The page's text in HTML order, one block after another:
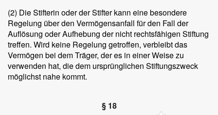
(2) Die Stifterin oder der Stifter kann eine besondere
Regelung über den Vermögensanfall für den Fall der
Auflösung oder Aufhebung der nicht rechtsfähigen Stiftung
treffen. Wird keine Regelung getroffen, verbleibt das
Vermögen bei dem Träger, der es in einer Weise zu
verwenden hat, die dem ursprünglichen Stiftungszweck
möglichst nahe kommt.
§ 18